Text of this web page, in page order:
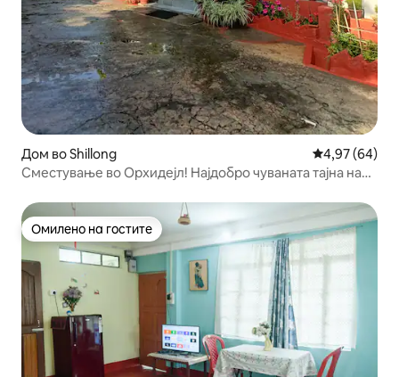
Дом во Shillong Просечна
4,97 (64)
Сместување во Орхидејл! Најдобро чуваната тајна на
Омилено на гостите
Омилено на гостите